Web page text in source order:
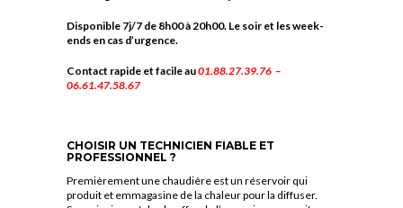
Disponible 7j/7 de 8h00 à 20h00. Le soir et les week-
ends en cas d’urgence.
Contact rapide et facile au01.88.27.39.76 –
06.61.47.58.67
CHOISIR UN TECHNICIEN FIABLE ET
PROFESSIONNEL ?
Premièrement une chaudière est un réservoir qui
produit et emmagasine de la chaleur pour la diffuser.